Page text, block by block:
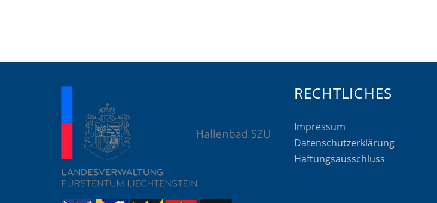
RECHTLICHES
Impressum
Datenschutzerklärung
Haftungsausschluss